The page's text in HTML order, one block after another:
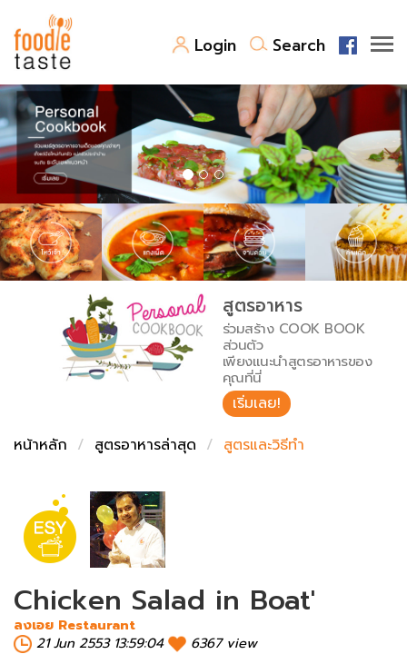
Login Search
สูตรอาหาร
สูตรอาหารล่าสุด
Top Foodie
พาไปชิม
สารพันก้นครัว
เคล็ดลับน่ารู้
เปรียบเทียบหน่วยการตวง
เปรียบเทียบอุณหภูมิ
เปรียบเทียบน้ำหนักวัตถุดิบ
FoodPedia
สร้าง Cookbook
สูตรอาหาร
ร่วมสร้าง COOK BOOK
ส่วนตัว
เพียงแนะนำสูตรอาหารของ
คุณที่นี่
เริ่มเลย!
หน้าหลัก
สูตรอาหารล่าสุด สูตรและวิธีทำ
Chicken Salad in Boat'
ลงเอย Restaurant
21 Jun 2553 13:59:04
6367 view